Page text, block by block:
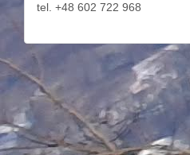
tel. +48 602 722 968